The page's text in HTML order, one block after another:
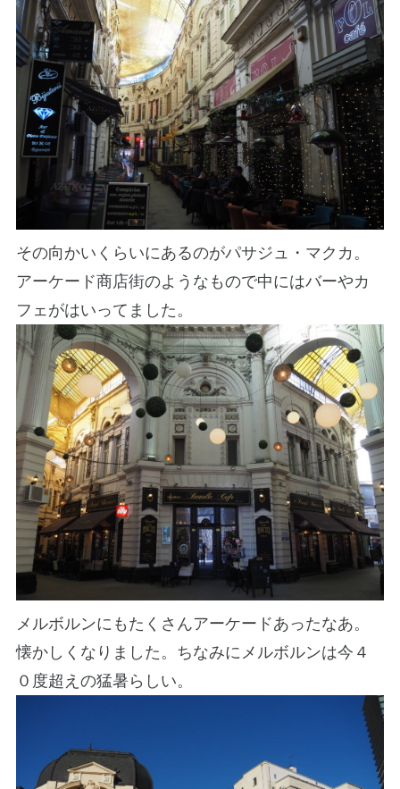
その向かいくらいにあるのがパサジュ・マクカ。
アーケード商店街のようなもので中にはバーやカ
フェがはいってました。
メルボルンにもたくさんアーケードあったなあ。
懐かしくなりました。ちなみにメルボルンは今４
０度超えの猛暑らしい。